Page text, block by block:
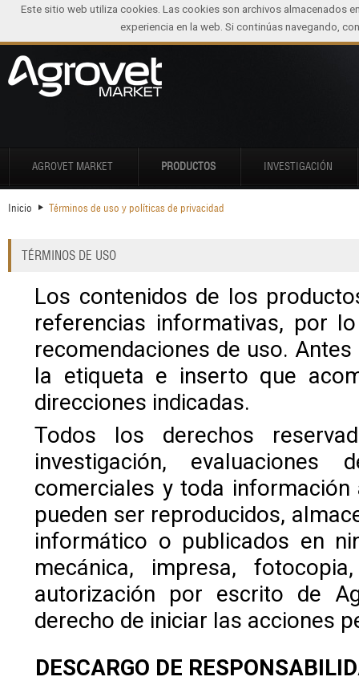
AGROVET MARKET PRODUCTOS INVESTIGACIÓN
Inicio Términos de uso y políticas de privacidad
TÉRMINOS DE USO
Los contenidos de los
referencias informativas, por
recomendaciones de uso.
la etiqueta e inserto que
direcciones indicadas.
Todos los derechos
investigación,
comerciales y toda
pueden ser reproducidos,
informático o publicados en
mecánica, impresa,
autorización por escrito de
derecho de iniciar las acciones
DESCARGO DE
Este sitio web utiliza cookies. Las cookies son archivos almacenados
experiencia en la web. Si continúas navegando,